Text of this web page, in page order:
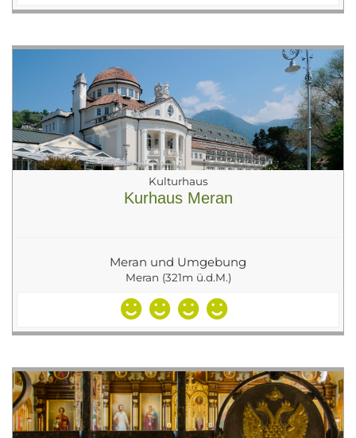
Kulturhaus
Kurhaus Meran
Meran und Umgebung
Meran (321m ü.d.M.)